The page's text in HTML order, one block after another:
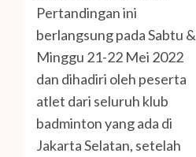
Pertandingan ini
berlangsung pada Sabtu &
Minggu 21-22 Mei 2022
dan dihadiri oleh peserta
atlet dari seluruh klub
badminton yang ada di
Jakarta Selatan, setelah